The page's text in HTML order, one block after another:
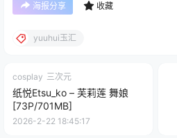
海报分享 收藏
yuuhui玉汇
cosplay 三次元
纸悦Etsu_ko – 芙莉莲 舞娘
[73P/701MB]
2026-2-22 18:45:17